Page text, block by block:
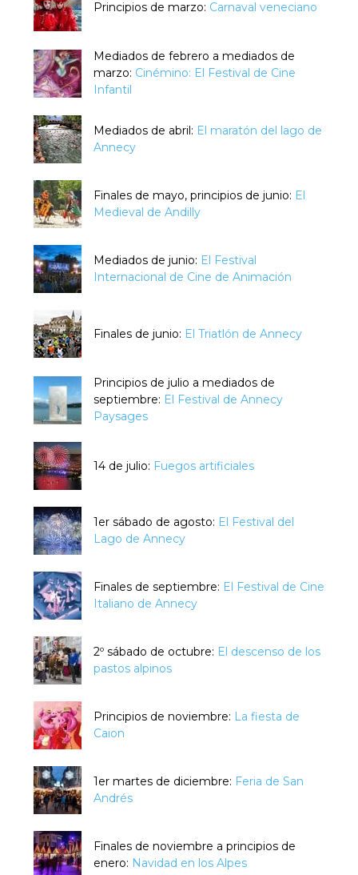
Principios de marzo: Carnaval veneciano
Mediados de febrero a mediados de
marzo: Cinémino: El Festival de Cine
Infantil
Mediados de abril: El maratón del lago de
Annecy
Finales de mayo, principios de junio: El
Medieval de Andilly
Mediados de junio: El Festival
Internacional de Cine de Animación
Finales de junio: El Triatlón de Annecy
Principios de julio a mediados de
septiembre: El Festival de Annecy
Paysages
14 de julio: Fuegos artificiales
1er sábado de agosto: El Festival del
Lago de Annecy
Finales de septiembre: El Festival de Cine
Italiano de Annecy
2º sábado de octubre: El descenso de los
pastos alpinos
Principios de noviembre: La fiesta de
Caion
1er martes de diciembre: Feria de San
Andrés
Finales de noviembre a principios de
enero: Navidad en los Alpes